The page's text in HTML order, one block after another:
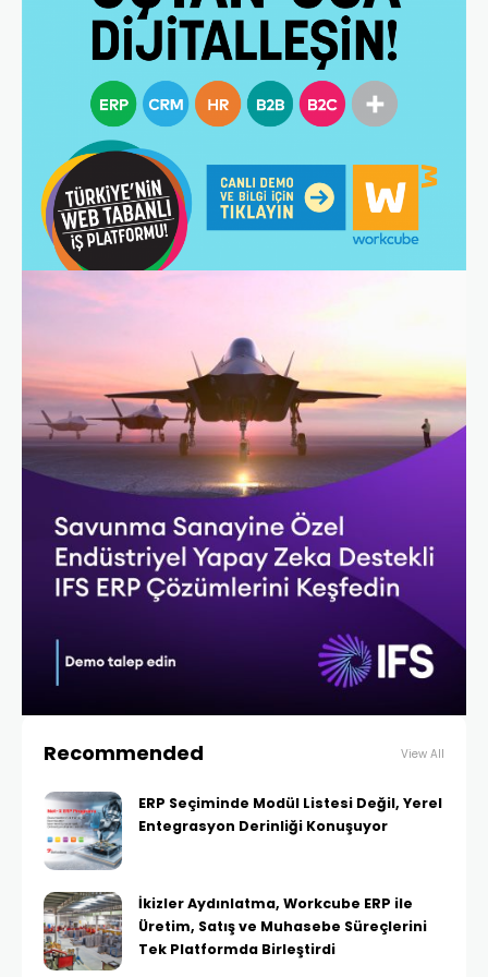
Recommended View All
ERP Seçiminde Modül Listesi Değil, Yerel
Entegrasyon Derinliği Konuşuyor
İkizler Aydınlatma, Workcube ERP ile
Üretim, Satış ve Muhasebe Süreçlerini
Tek Platformda Birleştirdi